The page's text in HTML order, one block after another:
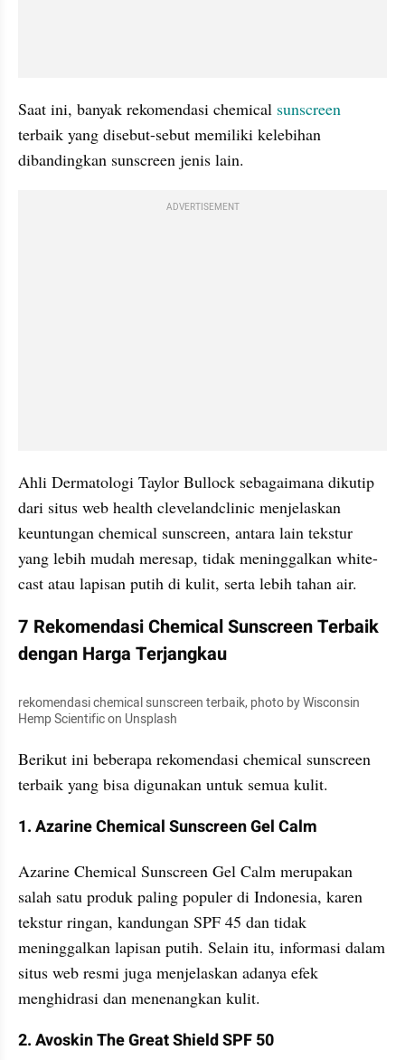
Saat ini, banyak rekomendasi chemical sunscreen
terbaik yang disebut-sebut memiliki kelebihan
dibandingkan sunscreen jenis lain.
ADVERTISEMENT
Ahli Dermatologi Taylor Bullock sebagaimana dikutip
dari situs web health clevelandclinic menjelaskan
keuntungan chemical sunscreen, antara lain tekstur
yang lebih mudah meresap, tidak meninggalkan white-
cast atau lapisan putih di kulit, serta lebih tahan air.
7 Rekomendasi Chemical Sunscreen Terbaik
dengan Harga Terjangkau
rekomendasi chemical sunscreen terbaik, photo by Wisconsin
Hemp Scientific on Unsplash
Berikut ini beberapa rekomendasi chemical sunscreen
terbaik yang bisa digunakan untuk semua kulit.
1. Azarine Chemical Sunscreen Gel Calm
Azarine Chemical Sunscreen Gel Calm merupakan
salah satu produk paling populer di Indonesia, karen
tekstur ringan, kandungan SPF 45 dan tidak
meninggalkan lapisan putih. Selain itu, informasi dalam
situs web resmi juga menjelaskan adanya efek
menghidrasi dan menenangkan kulit.
2. Avoskin The Great Shield SPF 50